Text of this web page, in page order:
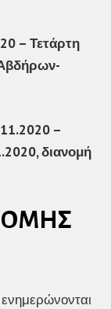
– Τετάρτη
–
διανομή